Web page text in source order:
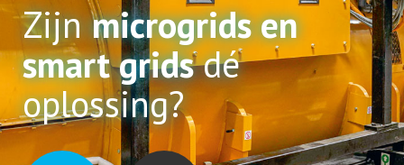
Zijnmicrogrids en
smart gridsdé
oplossing?